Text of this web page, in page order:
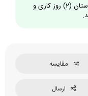
تحویل سفارشات برای استان آ.غ و کردستان (2) روز کاری و
مقایسه
ارسال